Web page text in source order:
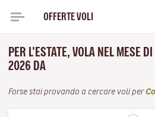
OFFERTE VOLI
PER L'ESTATE, VOLA NEL MESE
2026 DA
Forse stai provando a cercare voli per